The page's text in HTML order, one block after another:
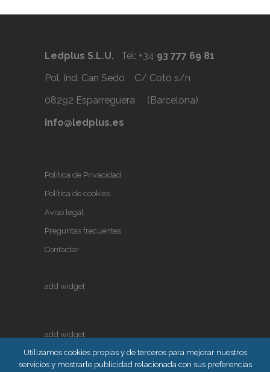
Ledplus S.L.U. Tel: +34 93 777 69 81
Pol. Ind. Can Sedó C/ Cotó s/n
08292 Esparreguera (Barcelona)
info@ledplus.es
Política de Privacidad
Política de cookies
Aviso legal
Preguntas frecuentes
Contactar
add widget
add widget
Utilizamos cookies propias y de terceros para mejorar nuestros
servicios y mostrarle publicidad relacionada con sus preferencias